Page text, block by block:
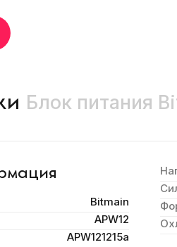
Блок питания
Bitmain
APW12
APW121215a